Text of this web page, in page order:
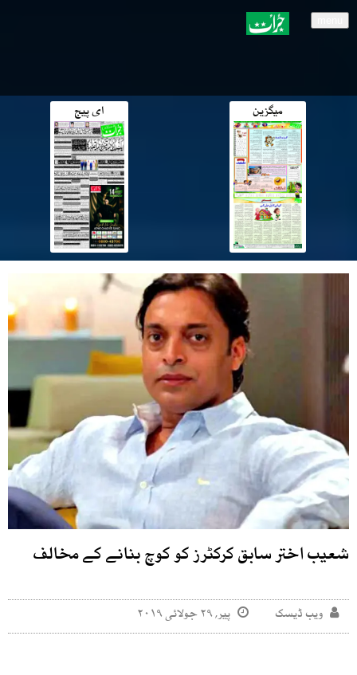
میگزین ای پیج
شعیب اختر سابق کرکٹرز کو کوچ بنانے کے مخالف
ویب ڈیسک پیر, ۲۹ جولائی ۲۰۱۹